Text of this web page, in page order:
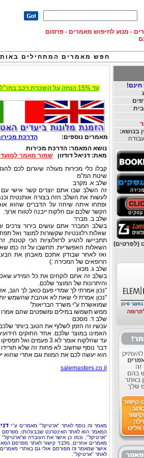
מאמרים - מנוע לחיפוש מאמרים - פרסום
חפש מאמרים המתחילים
בנושא:
(לפרטים)
עד 15% הנחה על השכרת רכב בחו"ל, מהחברות הגדולות בעולם, לחצו ל Rentingcar
מאמרים נוספים: הדרכת
נושא המאמר:הדרכת מכירות
מאת:דניאל דודזוןשמור מאמר
שיטת המ"מ
שלב א. מקרב
זה השלב שבו אתם יוצרים קשר אישי עם
לעשות את השלב הזה בצורה אותנטית
ופתחו איתה שיחה על הדברים שהוא
הקשר שלכם עם הלקוח ייבנה לטווח ארוך.
שלב ב. מברר
בשלב המברר אתם עושים בירור צרכים
שאלות רלוונטיות שקשורות למוצר ואל
תתביישו להגיע לרזולוציות הכי
השאלות האפשריות. תחשבו על זה כמו
ואז לאחר שבודק אתכם מאבחן את
הרופאים של המכירה :)
שלב ג. מכוון
בשלב זה אתם לוקחים את כל המידע
והיתרונות של המוצר שלכם.
"נכון אמרתי לך שמדי פעם כואב לך הגב,
"נכון אמרת לי שאת לא אוהבת שהשמש
שמואשרת ע"י משרד הבריאות"
ממש תשמשו במילים ומשפטים שהם
שלב ד. מסכם
עכשיו זה הזמן לשלוף את הטוב ביותר
האמינו במוצר שלכם. אחד החוקים
עד שהלקוח אומר לא 3 פעמים ואל תפסיקו להגדיל מכירות.
דבר נוסף שחשוב לא פחות זה שלא
הוא יעשה לכם את המוות וגם אחרי שהוא
salemasters.co.il
מאמר זה נוסף לאתר "ארטיקל" מאמרים ע"י
המאמר הוא לאתר האינטרנט שבבעלותו,
"ארטיקל", וכמו כן אישר את העובדה ש"ארטיקל"
מאמרים אחרים, מלבד קישור לאתר מפרסם
אישר שמאמר זה מפורסם אולי גם באתרי
לאתר "ארטיקל".